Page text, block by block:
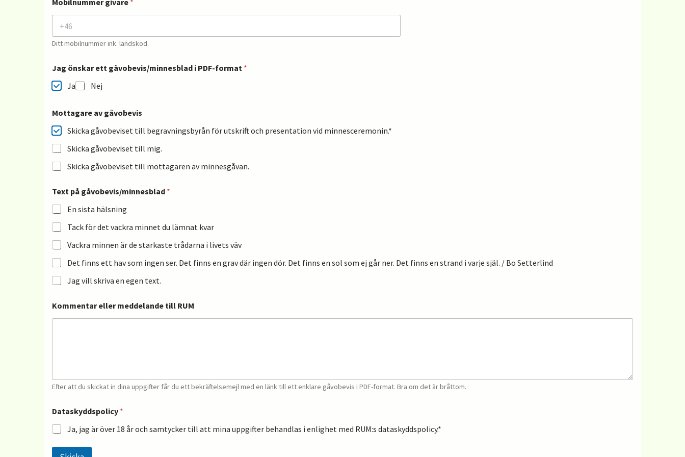
c
h
o
s
o
r
t
*
Mobilnummer givare *
Ditt mobilnummer ink. landskod.
Jag önskar ett gåvobevis/minnesblad i PDF-format *
Ja
Nej
Mottagare av gåvobevis
Skicka gåvobeviset till begravningsbyrån för utskrift och presentation vid minnesceremonin.*
Skicka gåvobeviset till mig.
Skicka gåvobeviset till mottagaren av minnesgåvan.
Text på gåvobevis/minnesblad *
En sista hälsning
Tack för det vackra minnet du lämnat kvar
Vackra minnen är de starkaste trådarna i livets väv
Det finns ett hav som ingen ser. Det finns en grav där ingen dör. Det finns en sol som ej går ner. Det finns en strand i varje själ. / Bo Setterlind
Jag vill skriva en egen text.
Kommentar eller meddelande till RUM
Efter att du skickat in dina uppgifter får du ett bekräftelsemejl med en länk till ett enklare gåvobevis i PDF-format. Bra om det är bråttom.
Dataskyddspolicy *
Ja, jag är över 18 år och samtycker till att mina uppgifter behandlas i enlighet med RUM:s dataskyddspolicy.*